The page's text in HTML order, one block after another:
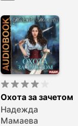
Охота за зачетом
Надежда
Мамаева